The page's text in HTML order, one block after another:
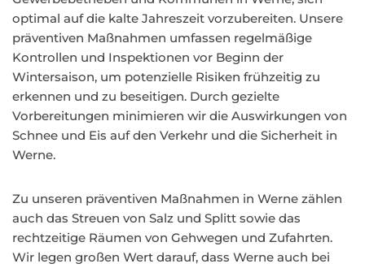
optimal auf die kalte Jahreszeit vorzubereiten. Unsere
präventiven Maßnahmen umfassen regelmäßige
Kontrollen und Inspektionen vor Beginn der
Wintersaison, um potenzielle Risiken frühzeitig zu
erkennen und zu beseitigen. Durch gezielte
Vorbereitungen minimieren wir die Auswirkungen von
Schnee und Eis auf den Verkehr und die Sicherheit in
Werne.
Zu unseren präventiven Maßnahmen in Werne zählen
auch das Streuen von Salz und Splitt sowie das
rechtzeitige Räumen von Gehwegen und Zufahrten.
Wir legen großen Wert darauf, dass Werne auch bei